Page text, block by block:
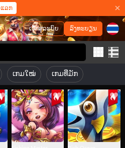
ແລກ
ລົງທະບຽນ
ເຂົ້າສູ່ລະບົບ
ເກມໃໝ່ ເກມທີ່ມັກ